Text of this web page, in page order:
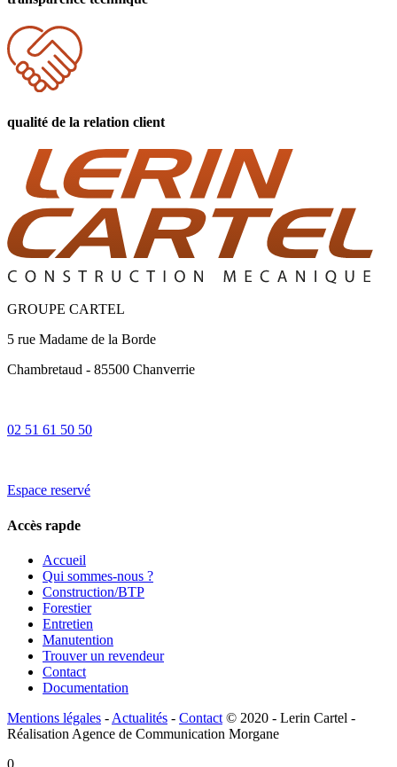
qualité de la relation client
GROUPE CARTEL
5 rue Madame de la Borde
Chambretaud - 85500 Chanverrie
02 51 61 50 50
Espace reservé
Accès rapde
Accueil
Qui sommes-nous ?
Construction/BTP
Forestier
Entretien
Manutention
Trouver un revendeur
Contact
Documentation
Mentions légales - Actualités - Contact © 2020 - Lerin Cartel -
Réalisation Agence de Communication Morgane
0